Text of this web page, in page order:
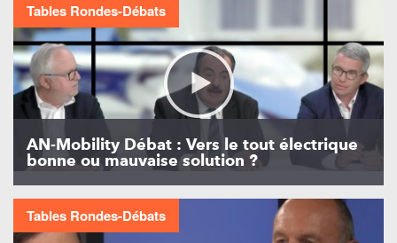
Tables Rondes-Débats
AN-Mobility Débat : Vers le tout électrique
bonne ou mauvaise solution ?
Tables Rondes-Débats